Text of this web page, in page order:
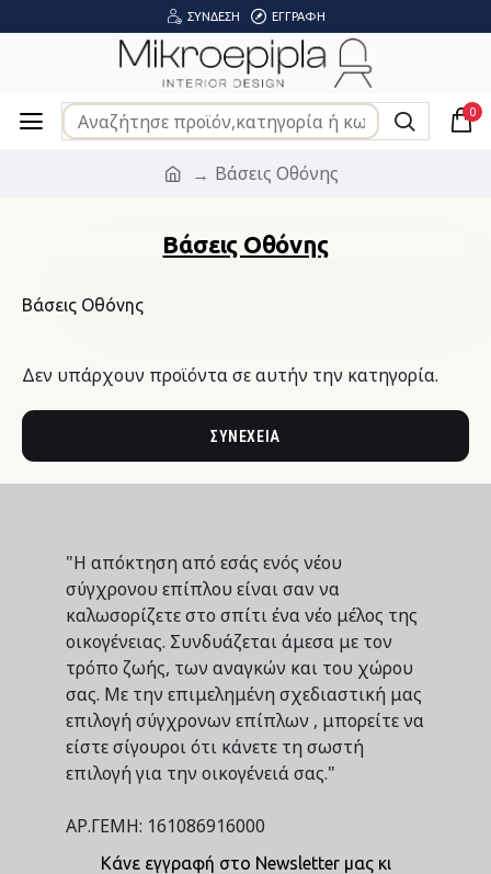
ΣΎΝΔΕΣΗ ΕΓΓΡΑΦΉ
0
Βάσεις Οθόνης
Βάσεις Οθόνης
Βάσεις Οθόνης
Δεν υπάρχουν προϊόντα σε αυτήν την κατηγορία.
ΣΥΝΈΧΕΙΑ
"Η απόκτηση από εσάς ενός νέου
σύγχρονου επίπλου είναι σαν να
καλωσορίζετε στο σπίτι ένα νέο μέλος της
οικογένειας. Συνδυάζεται άμεσα με τον
τρόπο ζωής, των αναγκών και του χώρου
σας. Με την επιμελημένη σχεδιαστική μας
επιλογή σύγχρονων επίπλων , μπορείτε να
είστε σίγουροι ότι κάνετε τη σωστή
επιλογή για την οικογένειά σας."
ΑΡ.ΓΕΜΗ: 161086916000
Κάνε εγγραφή στο Newsletter μας κι